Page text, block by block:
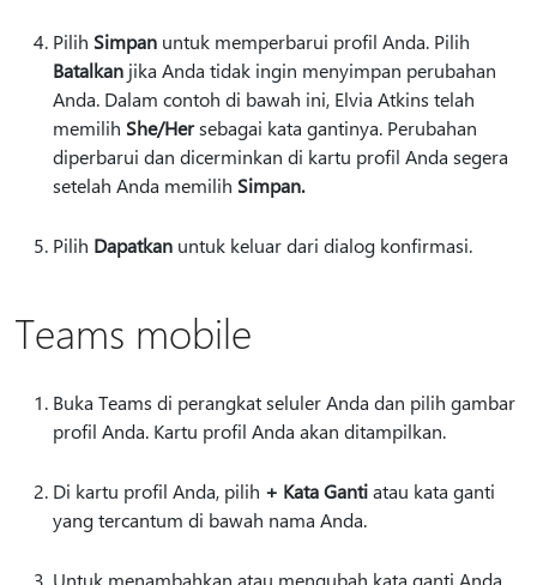
Pilih Simpan untuk memperbarui profil Anda. Pilih
Batalkan jika Anda tidak ingin menyimpan perubahan
Anda. Dalam contoh di bawah ini, Elvia Atkins telah
memilih She/Hersebagai kata gantinya. Perubahan
diperbarui dan dicerminkan di kartu profil Anda segera
setelah Anda memilih Simpan.
Pilih Dapatkan untuk keluar dari dialog konfirmasi.
Teams mobile
Buka Teams di perangkat seluler Anda dan pilih gambar
profil Anda. Kartu profil Anda akan ditampilkan.
Di kartu profil Anda, pilih + Kata Gantiatau kata ganti
yang tercantum di bawah nama Anda.
Untuk menambahkan atau mengubah kata ganti Anda,